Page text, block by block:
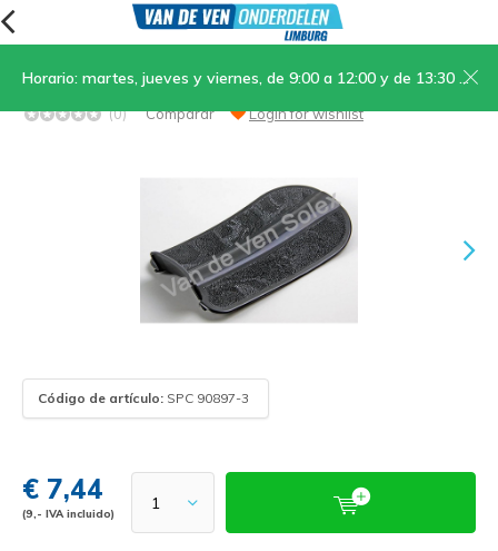
Horario: martes, jueves y viernes, de 9:00 a 12:00 y de 13:30 a 17:00; sábados, de 9:00 a 12:00
13. Reposapiés Tipo 2200-1700
(0) Comparar Login for wishlist
Código de artículo: SPC 90897-3
€ 7,44
(9,- IVA incluido)